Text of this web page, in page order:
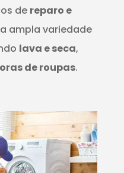
de reparo e
ampla variedade
lava e seca,
de roupas.